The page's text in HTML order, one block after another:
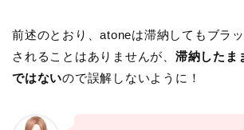
前述のとおり、atoneは滞納してもブラ
されることはありませんが、 滞納したま
ではないので誤解しないように！